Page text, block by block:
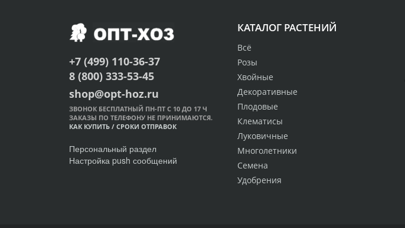
КАТАЛОГ РАСТЕНИЙ
Всё
Розы
Хвойные
Декоративные
Плодовые
Клематисы
Луковичные
Многолетники
Семена
Удобрения
+7 (499) 110-36-37
8 (800) 333-53-45
shop@opt-hoz.ru
ЗВОНОК БЕСПЛАТНЫЙ ПН-ПТ С 10 ДО 17 Ч
ЗАКАЗЫ ПО ТЕЛЕФОНУ НЕ ПРИНИМАЮТСЯ.
КАК КУПИТЬ / СРОКИ ОТПРАВОК
Персональный раздел
Настройка push сообщений